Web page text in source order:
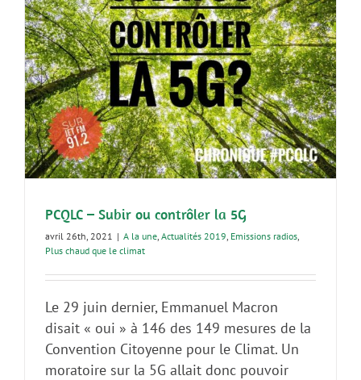
PCQLC – Subir ou contrôler la 5G
avril 26th, 2021 | A la une Actualités 2019 Emissions radios
Plus chaud que le climat
Le 29 juin dernier, Emmanuel Macron
disait « oui » à 146 des 149 mesures de la
Convention Citoyenne pour le Climat. Un
moratoire sur la 5G allait donc pouvoir